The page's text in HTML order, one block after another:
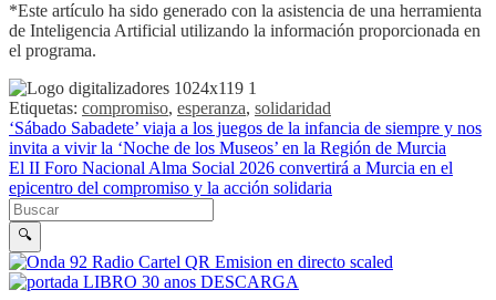
*Este artículo ha sido generado con la asistencia de una herramienta
de Inteligencia Artificial utilizando la información proporcionada en
el programa.
Etiquetas: compromiso, esperanza, solidaridad
Navegación de entradas
‘Sábado Sabadete’ viaja a los juegos de la infancia de siempre y nos
invita a vivir la ‘Noche de los Museos’ en la Región de Murcia
El II Foro Nacional Alma Social 2026 convertirá a Murcia en el
epicentro del compromiso y la acción solidaria
Buscar en la web
Buscar
🔍